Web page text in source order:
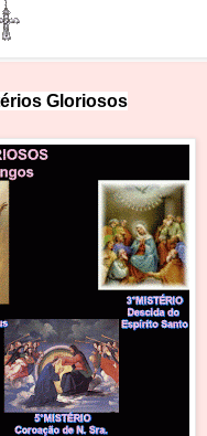
érios Gloriosos